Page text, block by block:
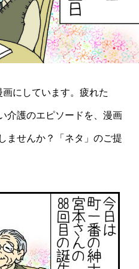
にしています。疲れた
介護のエピソードを、漫画
ませんか？「ネタ」のご提